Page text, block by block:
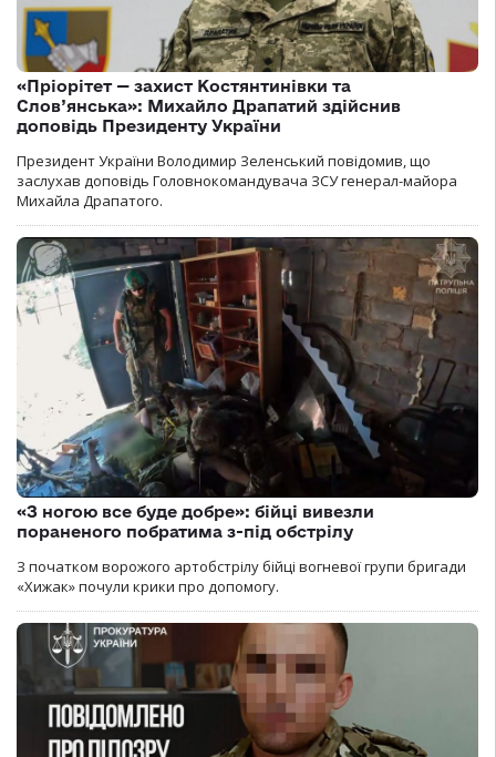
«Пріорітет — захист Костянтинівки та
Слов’янська»: Михайло Драпатий здійснив
доповідь Президенту України
Президент України Володимир Зеленський повідомив, що
заслухав доповідь Головнокомандувача ЗСУ генерал-майора
Михайла Драпатого.
«З ногою все буде добре»: бійці вивезли
пораненого побратима з-під обстрілу
З початком ворожого артобстрілу бійці вогневої групи бригади
«Хижак» почули крики про допомогу.